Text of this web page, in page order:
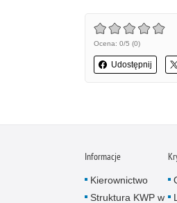
Ocena: 0/5 (0)
Udostępnij
Informacje
Kierownictwo
Struktura KWP w